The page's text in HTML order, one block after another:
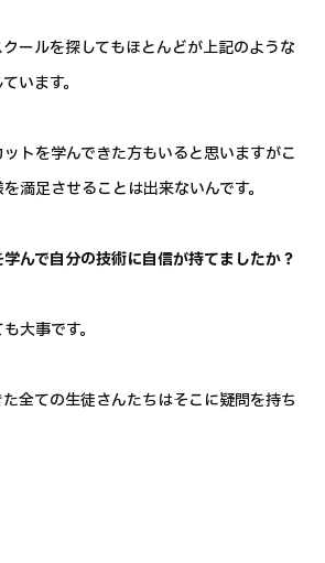
ールを探してもほとんどが上記のような
います。
トを学んできた方もいると思いますがこ
満足させることは出来ないんです。
んで自分の技術に自信が持てましたか？
大事です。
全ての生徒さんたちはそこに疑問を持ち